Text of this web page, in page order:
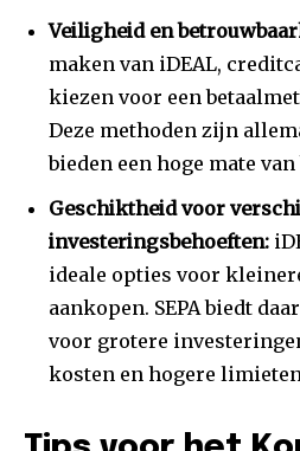
Veiligheid en
maken van iDEAL,
kiezen voor een
Deze methoden zijn
bieden een hoge mate
Geschiktheid voor
investeringsbehoeften:
ideale opties voor
aankopen. SEPA biedt
voor grotere
kosten en hogere